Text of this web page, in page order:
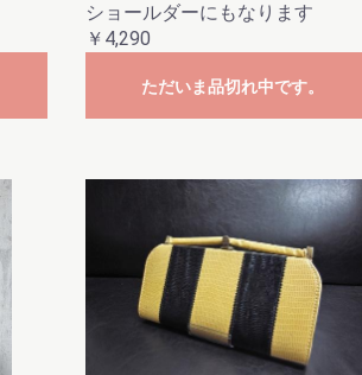
ショールダーにもなります
￥4,290
ただいま品切れ中です。